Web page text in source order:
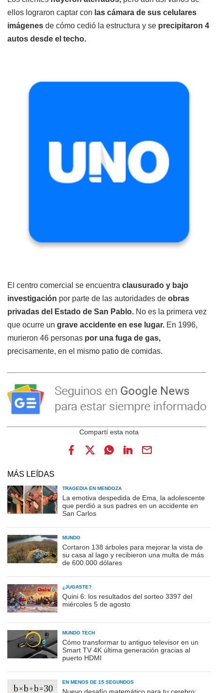
ellos lograron captar con las cámara de sus celulares
imágenes de cómo cedió la estructura y se precipitaron 4
autos desde el techo.
El centro comercial se encuentra clausurado y bajo
investigación por parte de las autoridades de obras
privadas del Estado de San Pablo. No es la primera vez
que ocurre un grave accidente en ese lugar. En 1996,
murieron 46 personas por una fuga de gas,
precisamente, en el mismo patio de comidas.
MÁS LEÍDAS
TRAGEDIA EN MENDOZA
La emotiva despedida de Ema, la adolescente
que perdió a sus padres en un accidente en
San Carlos
MUNDO
Cortaron 138 árboles para mejorar la vista de
su casa al lago y recibieron una multa de más
de 600.000 dólares
¿JUGASTE?
Quini 6: los resultados del sorteo 3397 del
miércoles 5 de agosto
MUNDO TECH
Cómo transformar tu antiguo televisor en un
Smart TV 4K última generación gracias al
puerto HDMI
EN MENOS DE 15 SEGUNDOS